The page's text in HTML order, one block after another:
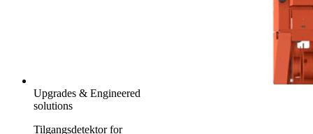
Upgrades & Engineered
solutions
Tilgangsdetektor for